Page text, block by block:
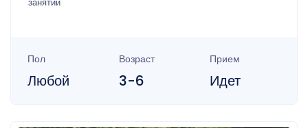
занятий
Пол
Любой
Возраст
3-6
Прием
Идет